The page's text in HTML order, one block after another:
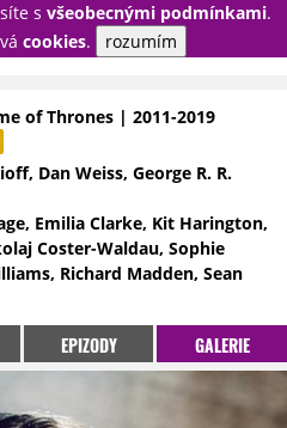
s všeobecnými podmínkami.
cookies. rozumím
PŘIHLÁSIT
of Thrones | 2011-2019
Dan Weiss, George R. R.
Emilia Clarke, Kit Harington,
Coster-Waldau, Sophie
Richard Madden, Sean
EPIZODY GALERIE